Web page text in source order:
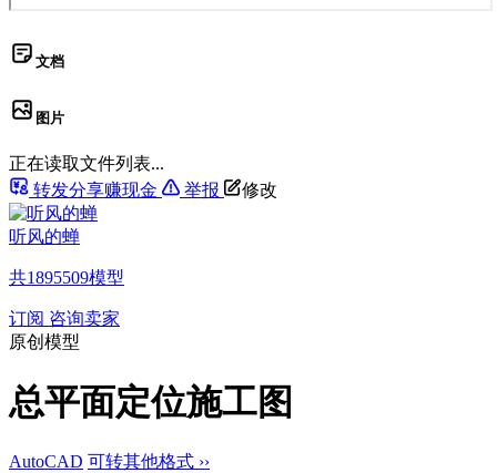
文档
图片
正在读取文件列表...
转发分享赚现金
举报 修改
听风的蝉
共1895509模型
订阅 咨询卖家
原创模型
总平面定位施工图
AutoCAD 可转其他格式 ››